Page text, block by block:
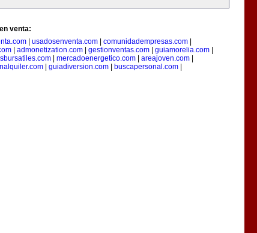
venta:
usadosenventa.com comunidadempresas.com
admonetization.com gestionventas.com guiamorelia.com
| mercadoenergetico.com| areajoven.com|
| guiadiversion.com| buscapersonal.com|